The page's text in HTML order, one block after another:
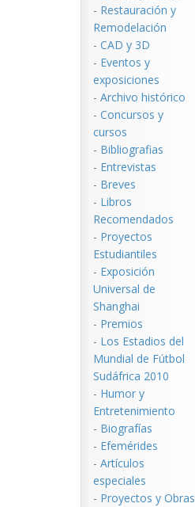
- Restauración y
Remodelación
- CAD y 3D
- Eventos y
exposiciones
- Archivo histórico
- Concursos y
cursos
- Bibliografias
- Entrevistas
- Breves
- Libros
Recomendados
- Proyectos
Estudiantiles
- Exposición
Universal de
Shanghai
- Premios
- Los Estadios del
Mundial de Fútbol
Sudáfrica 2010
- Humor y
Entretenimiento
- Biografías
- Efemérides
- Artículos
especiales
- Proyectos y Obras